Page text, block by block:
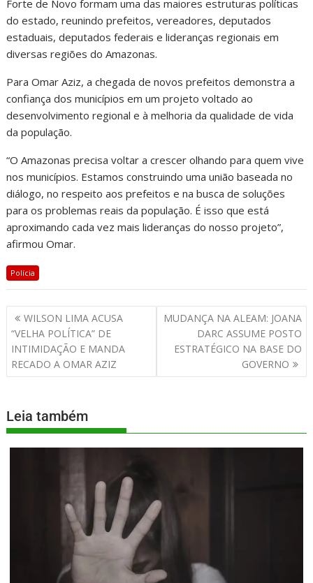
Forte de Novo formam uma das maiores estruturas políticas
do estado, reunindo prefeitos, vereadores, deputados
estaduais, deputados federais e lideranças regionais em
diversas regiões do Amazonas.
Para Omar Aziz, a chegada de novos prefeitos demonstra a
confiança dos municípios em um projeto voltado ao
desenvolvimento regional e à melhoria da qualidade de vida
da população.
“O Amazonas precisa voltar a crescer olhando para quem vive
nos municípios. Estamos construindo uma união baseada no
diálogo, no respeito aos prefeitos e na busca de soluções
para os problemas reais da população. É isso que está
aproximando cada vez mais lideranças do nosso projeto”,
afirmou Omar.
Polícia
WILSON LIMA ACUSA
“VELHA POLÍTICA” DE
INTIMIDAÇÃO E MANDA
RECADO A OMAR AZIZ
MUDANÇA NA ALEAM: JOANA
DARC ASSUME POSTO
ESTRATÉGICO NA BASE DO
GOVERNO
Leia também